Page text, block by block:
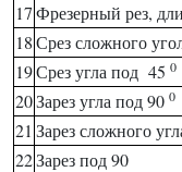
17Фрезерный рез,
18Срез сложного
19Срез угла под 45 0
20Зарез угла под 90 0
21 Зарез сложного
22Зарез под 90